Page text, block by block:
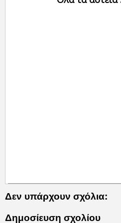
Δεν υπάρχουν σχόλια:
Δημοσίευση σχολίου